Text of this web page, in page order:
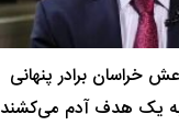
خراسان برادر پنهانی
یک هدف آدم می‌کشند